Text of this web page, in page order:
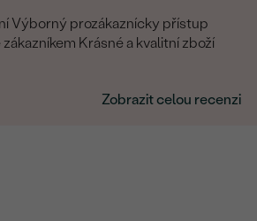
Krásné a kvalitní zboží
Zobrazit celou recenzi